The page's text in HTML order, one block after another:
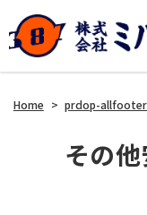
Home > prdop-allfooter
その